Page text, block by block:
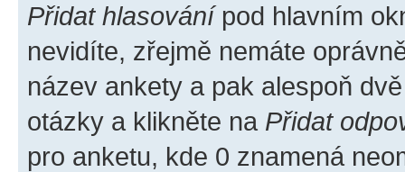
Přidat hlasovánípod hlavním
nevidíte, zřejmě nemáte
název ankety a pak alespoň
otázky a klikněte na Přidat
pro anketu, kde 0 znamená